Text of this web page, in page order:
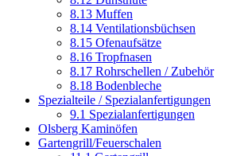
8.13 Muffen
8.14 Ventilationsbüchsen
8.15 Ofenaufsätze
8.16 Tropfnasen
8.17 Rohrschellen / Zubehör
8.18 Bodenbleche
Spezialteile / Spezialanfertigungen
9.1 Spezialanfertigungen
Olsberg Kaminöfen
Gartengrill/Feuerschalen